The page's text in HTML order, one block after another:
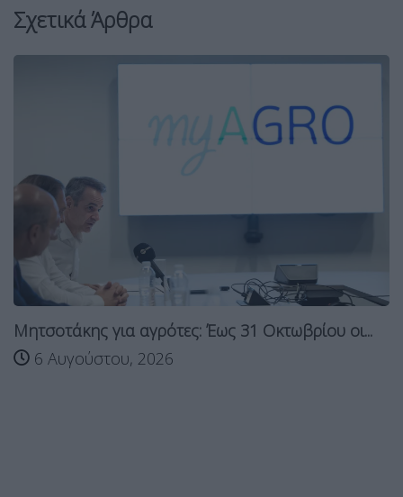
Σχετικά Άρθρα
Μητσοτάκης για αγρότες: Έως 31 Οκτωβρίου οι...
6 Αυγούστου, 2026